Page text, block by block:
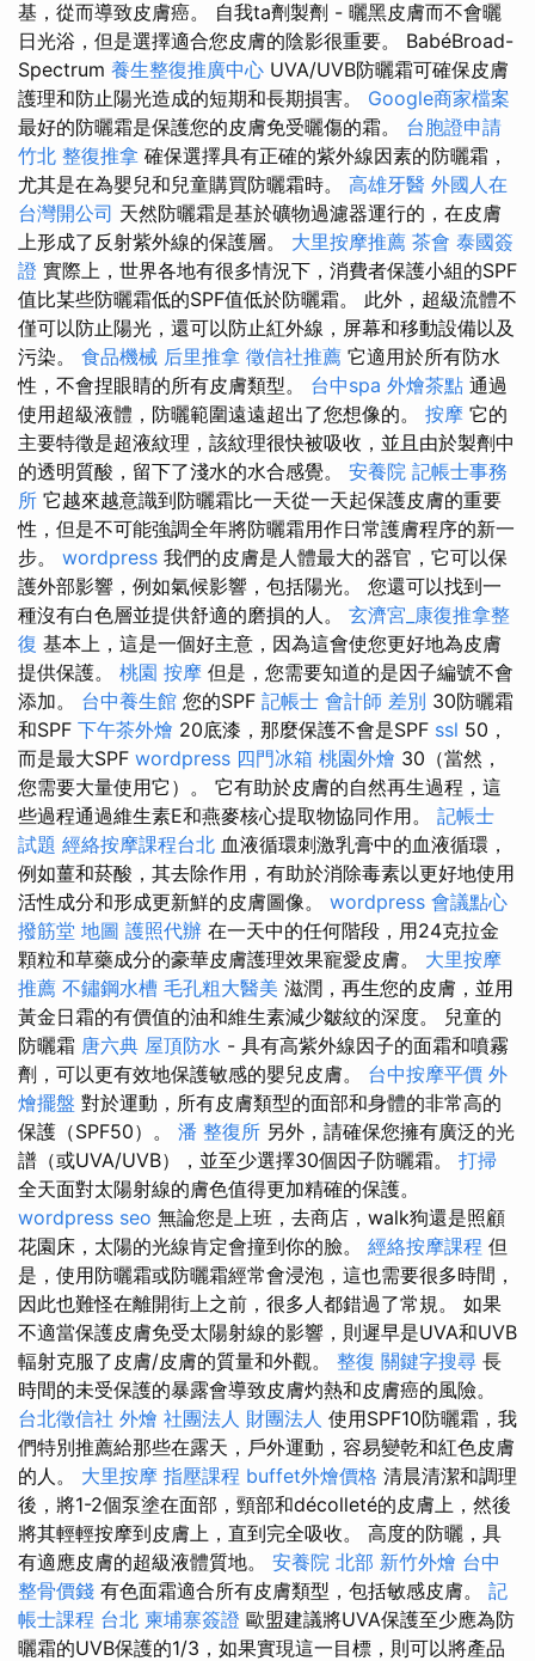
基，從而導致皮膚癌。 自我ta劑製劑 - 曬黑皮膚而不會曬
日光浴，但是選擇適合您皮膚的陰影很重要。 BabéBroad-
Spectrum 養生整復推廣中心 UVA/UVB防曬霜可確保皮膚
護理和防止陽光造成的短期和長期損害。 Google商家檔案
最好的防曬霜是保護您的皮膚免受曬傷的霜。 台胞證申請
竹北 整復推拿 確保選擇具有正確的紫外線因素的防曬霜，
尤其是在為嬰兒和兒童購買防曬霜時。 高雄牙醫 外國人在
台灣開公司 天然防曬霜是基於礦物過濾器運行的，在皮膚
上形成了反射紫外線的保護層。 大里按摩推薦 茶會 泰國簽
證 實際上，世界各地有很多情況下，消費者保護小組的SPF
值比某些防曬霜低的SPF值低於防曬霜。 此外，超級流體不
僅可以防止陽光，還可以防止紅外線，屏幕和移動設備以及
污染。 食品機械 后里推拿 徵信社推薦 它適用於所有防水
性，不會捏眼睛的所有皮膚類型。 台中spa 外燴茶點 通過
使用超級液體，防曬範圍遠遠超出了您想像的。 按摩 它的
主要特徵是超液紋理，該紋理很快被吸收，並且由於製劑中
的透明質酸，留下了淺水的水合感覺。 安養院 記帳士事務
所 它越來越意識到防曬霜比一天從一天起保護皮膚的重要
性，但是不可能強調全年將防曬霜用作日常護膚程序的新一
步。 wordpress 我們的皮膚是人體最大的器官，它可以保
護外部影響，例如氣候影響，包括陽光。 您還可以找到一
種沒有白色層並提供舒適的磨損的人。 玄濟宮_康復推拿整
復 基本上，這是一個好主意，因為這會使您更好地為皮膚
提供保護。 桃園 按摩 但是，您需要知道的是因子編號不會
添加。 台中養生館 您的SPF 記帳士 會計師 差別 30防曬霜
和SPF 下午茶外燴 20底漆，那麼保護不會是SPF ssl 50，
而是最大SPF wordpress 四門冰箱 桃園外燴 30（當然，
您需要大量使用它）。 它有助於皮膚的自然再生過程，這
些過程通過維生素E和燕麥核心提取物協同作用。 記帳士
試題 經絡按摩課程台北 血液循環刺激乳膏中的血液循環，
例如薑和菸酸，其去除作用，有助於消除毒素以更好地使用
活性成分和形成更新鮮的皮膚圖像。 wordpress 會議點心
撥筋堂 地圖 護照代辦 在一天中的任何階段，用24克拉金
顆粒和草藥成分的豪華皮膚護理效果寵愛皮膚。 大里按摩
推薦 不鏽鋼水槽 毛孔粗大醫美 滋潤，再生您的皮膚，並用
黃金日霜的有價值的油和維生素減少皺紋的深度。 兒童的
防曬霜 唐六典 屋頂防水 - 具有高紫外線因子的面霜和噴霧
劑，可以更有效地保護敏感的嬰兒皮膚。 台中按摩平價 外
燴擺盤 對於運動，所有皮膚類型的面部和身體的非常高的
保護（SPF50）。 潘 整復所 另外，請確保您擁有廣泛的光
譜（或UVA/UVB），並至少選擇30個因子防曬霜。 打掃
全天面對太陽射線的膚色值得更加精確的保護。
wordpress seo 無論您是上班，去商店，walk狗還是照顧
花園床，太陽的光線肯定會撞到你的臉。 經絡按摩課程 但
是，使用防曬霜或防曬霜經常會浸泡，這也需要很多時間，
因此也難怪在離開街上之前，很多人都錯過了常規。 如果
不適當保護皮膚免受太陽射線的影響，則遲早是UVA和UVB
輻射克服了皮膚/皮膚的質量和外觀。 整復 關鍵字搜尋 長
時間的未受保護的暴露會導致皮膚灼熱和皮膚癌的風險。
台北徵信社 外燴 社團法人 財團法人 使用SPF10防曬霜，我
們特別推薦給那些在露天，戶外運動，容易變乾和紅色皮膚
的人。 大里按摩 指壓課程 buffet外燴價格 清晨清潔和調理
後，將1-2個泵塗在面部，頸部和décolleté的皮膚上，然後
將其輕輕按摩到皮膚上，直到完全吸收。 高度的防曬，具
有適應皮膚的超級液體質地。 安養院 北部 新竹外燴 台中
整骨價錢 有色面霜適合所有皮膚類型，包括敏感皮膚。 記
帳士課程 台北 柬埔寨簽證 歐盟建議將UVA保護至少應為防
曬霜的UVB保護的1/3，如果實現這一目標，則可以將產品